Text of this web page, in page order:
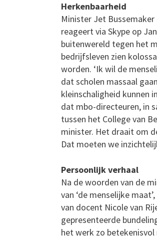
Herkenbaarheid
Minister Jet
reageert via Skype op
buitenwereld tegen het
bedrijfsleven zien
worden. ‘Ik wil de
dat scholen massaal
kleinschaligheid kunnen
dat mbo-directeuren, in
tussen het College van
minister. Het draait om
Dat moeten we
Persoonlijk verhaal
Na de woorden van de
van ‘de menselijke
van docent Nicole van
gepresenteerde
het werk zo